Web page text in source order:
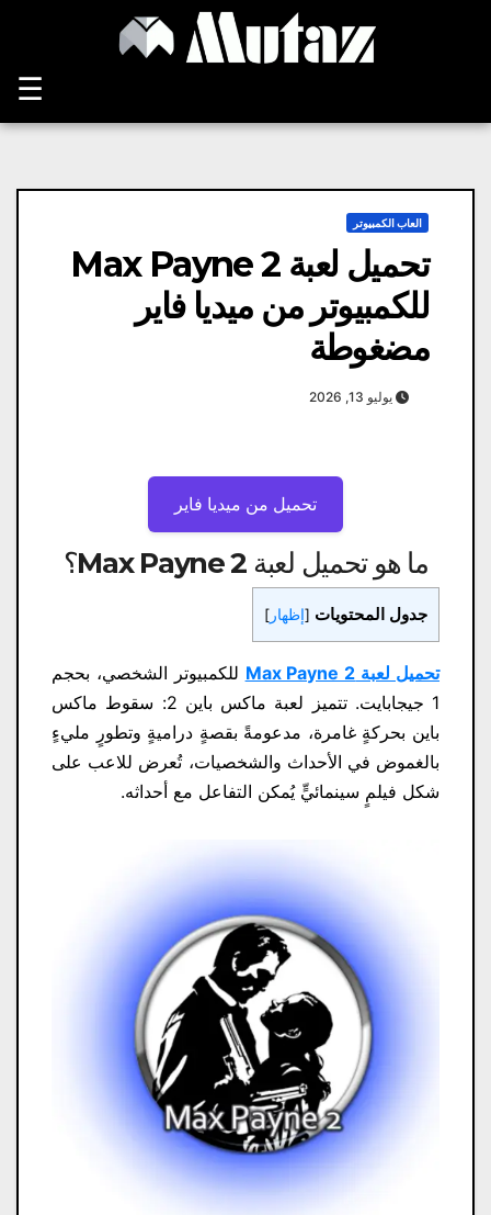
☰
العاب الكمبيوتر
تحميل لعبة Max Payne 2
للكمبيوتر من ميديا فاير
مضغوطة
يوليو 13, 2026
تحميل من ميديا ​​فاير
ما هو تحميل لعبة Max Payne 2 ؟
جدول المحتويات [إظهار ]
تحميل لعبة Max Payne 2
للكمبيوتر الشخصي، بحجم
1 جيجابايت. تتميز لعبة ماكس باين 2: سقوط ماكس
باين بحركةٍ غامرة، مدعومةً بقصةٍ دراميةٍ وتطورٍ مليءٍ
بالغموض في الأحداث والشخصيات، تُعرض للاعب على
شكل فيلمٍ سينمائيٍّ يُمكن التفاعل مع أحداثه.